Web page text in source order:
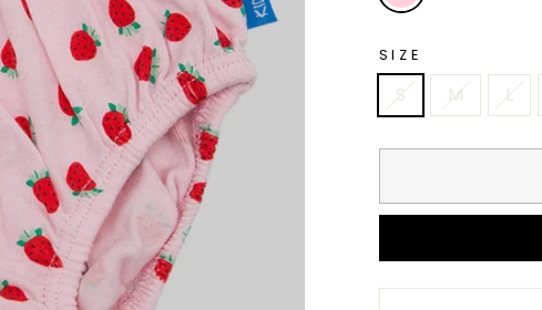
SIZE
S M L